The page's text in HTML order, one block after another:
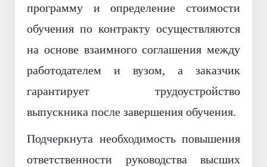
программу и определение стоимости
обучения по контракту осуществляются
на основе взаимного соглашения между
работодателем и вузом, а заказчик
гарантирует трудоустройство
выпускника после завершения обучения.
Подчеркнута необходимость повышения
ответственности руководства высших